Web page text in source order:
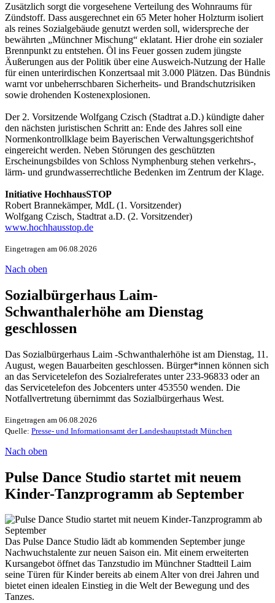
Zusätzlich sorgt die vorgesehene Verteilung des Wohnraums für
Zündstoff. Dass ausgerechnet ein 65 Meter hoher Holzturm isoliert
als reines Sozialgebäude genutzt werden soll, widerspreche der
bewährten „Münchner Mischung“ eklatant. Hier drohe ein sozialer
Brennpunkt zu entstehen. Öl ins Feuer gossen zudem jüngste
Äußerungen aus der Politik über eine Ausweich-Nutzung der Halle
für einen unterirdischen Konzertsaal mit 3.000 Plätzen. Das Bündnis
warnt vor unbeherrschbaren Sicherheits- und Brandschutzrisiken
sowie drohenden Kostenexplosionen.
Der 2. Vorsitzende Wolfgang Czisch (Stadtrat a.D.) kündigte daher
den nächsten juristischen Schritt an: Ende des Jahres soll eine
Normenkontrollklage beim Bayerischen Verwaltungsgerichtshof
eingereicht werden. Neben Störungen des geschützten
Erscheinungsbildes von Schloss Nymphenburg stehen verkehrs-,
lärm- und grundwasserrechtliche Bedenken im Zentrum der Klage.
Initiative HochhausSTOP
Robert Brannekämper, MdL (1. Vorsitzender)
Wolfgang Czisch, Stadtrat a.D. (2. Vorsitzender)
www.hochhausstop.de
Eingetragen am 06.08.2026
Nach oben
Sozialbürgerhaus Laim-
Schwanthalerhöhe am Dienstag
geschlossen
Das Sozialbürgerhaus Laim -Schwanthalerhöhe ist am Dienstag, 11.
August, wegen Bauarbeiten geschlossen. Bürger*innen können sich
an das Servicetelefon des Sozialreferates unter 233-96833 oder an
das Servicetelefon des Jobcenters unter 453550 wenden. Die
Notfallvertretung übernimmt das Sozialbürgerhaus West.
Eingetragen am 06.08.2026
Quelle: Presse- und Informationsamt der Landeshauptstadt München
Nach oben
Pulse Dance Studio startet mit neuem
Kinder-Tanzprogramm ab September
Das Pulse Dance Studio lädt ab kommenden September junge
Nachwuchstalente zur neuen Saison ein. Mit einem erweiterten
Kursangebot öffnet das Tanzstudio im Münchner Stadtteil Laim
seine Türen für Kinder bereits ab einem Alter von drei Jahren und
bietet einen idealen Einstieg in die Welt der Bewegung und des
Tanzes.